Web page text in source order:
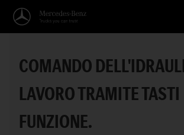
Applicazioni
Temi
Servizio
COMANDO
LAVORO TRAMITE TASTI
FUNZIONE.